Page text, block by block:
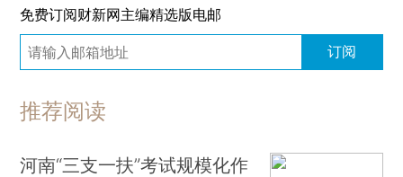
免费订阅财新网主编精选版电邮
订阅
推荐阅读
河南“三支一扶”考试规模化作